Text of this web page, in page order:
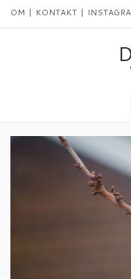
Skip
to
OM KONTAKT